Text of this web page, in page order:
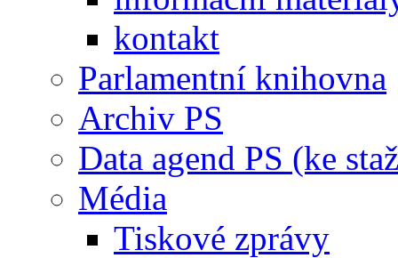
kontakt
Parlamentní knihovna
Archiv PS
Data agend PS (ke
Média
Tiskové zprávy